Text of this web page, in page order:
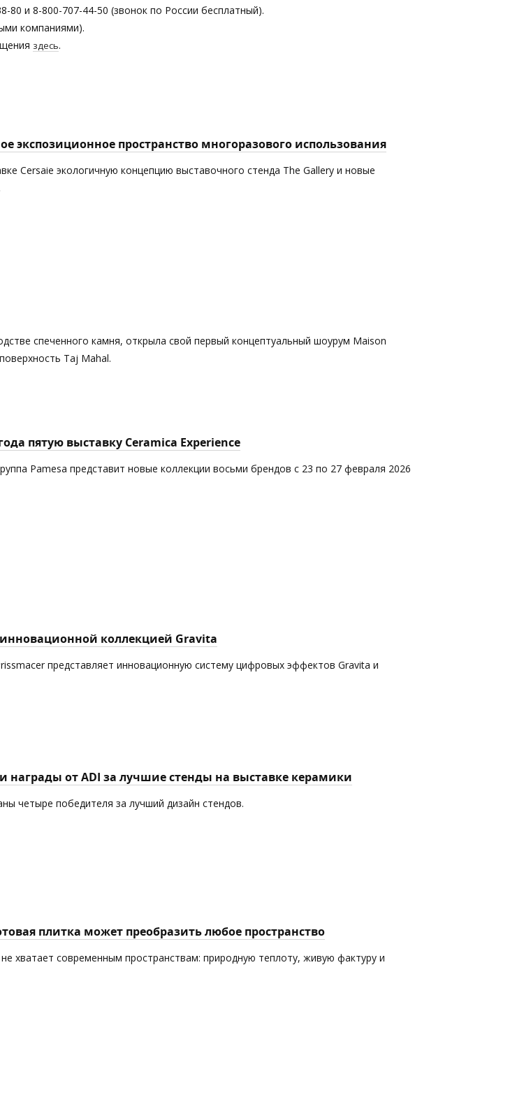
80 и 8-800-707-44-50 (звонок по России бесплатный).
компаниями).
здесь.
экспозиционное пространство многоразового использования
Cersaie экологичную концепцию выставочного стенда The Gallery и новые
спеченного камня, открыла свой первый концептуальный шоурум Maison
Taj Mahal.
пятую выставку Ceramica Experience
Pamesa представит новые коллекции восьми брендов с 23 по 27 февраля 2026
коллекцией Gravita
представляет инновационную систему цифровых эффектов Gravita и
награды от ADI за лучшие стенды на выставке керамики
четыре победителя за лучший дизайн стендов.
плитка может преобразить любое пространство
хватает современным пространствам: природную теплоту, живую фактуру и